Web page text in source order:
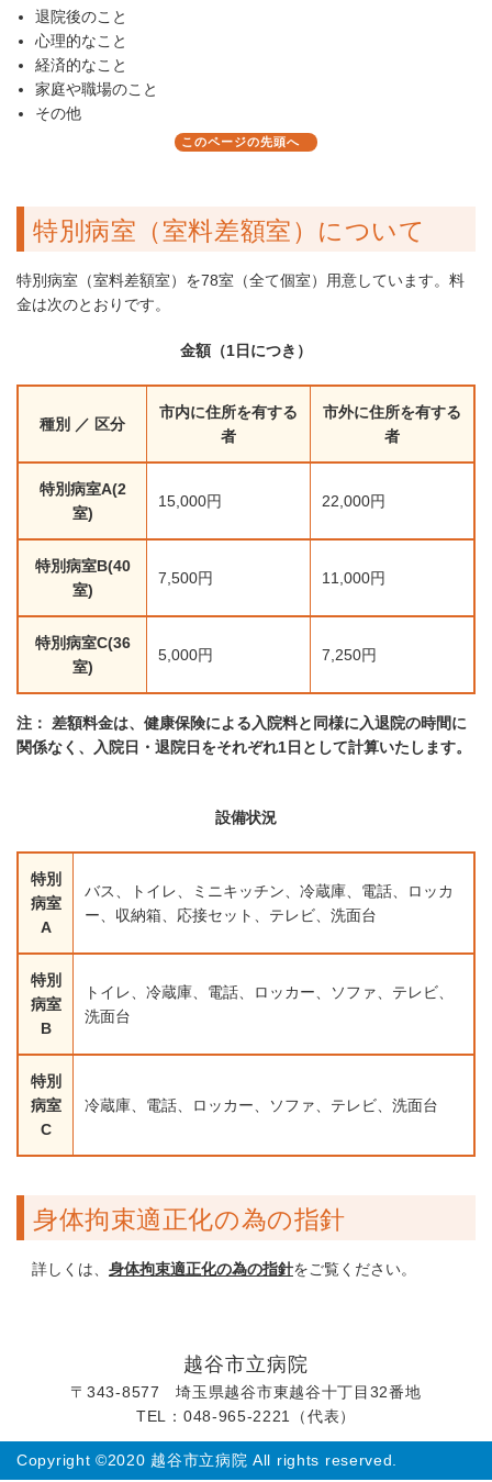
退院後のこと
心理的なこと
経済的なこと
家庭や職場のこと
その他
このページの先頭へ
特別病室（室料差額室）について
特別病室（室料差額室）を78室（全て個室）用意しています。料
金は次のとおりです。
金額（1日につき）
種別 ／ 区分
市内に住所を有する
者
市外に住所を有する
者
特別病室A(2
室)
15,000円 22,000円
特別病室B(40
室)
7,500円 11,000円
特別病室C(36
室)
5,000円 7,250円
注： 差額料金は、健康保険による入院料と同様に入退院の時間に
関係なく、入院日・退院日をそれぞれ1日として計算いたします。
設備状況
特別
病室
A
バス、トイレ、ミニキッチン、冷蔵庫、電話、ロッカ
ー、収納箱、応接セット、テレビ、洗面台
特別
病室
B
トイレ、冷蔵庫、電話、ロッカー、ソファ、テレビ、
洗面台
特別
病室
C
冷蔵庫、電話、ロッカー、ソファ、テレビ、洗面台
身体拘束適正化の為の指針
詳しくは、 身体拘束適正化の為の指針をご覧ください。
越谷市立病院
〒343-8577 埼玉県越谷市東越谷十丁目32番地
TEL：048-965-2221（代表）
Copyright ©2020 越谷市立病院 All rights reserved.